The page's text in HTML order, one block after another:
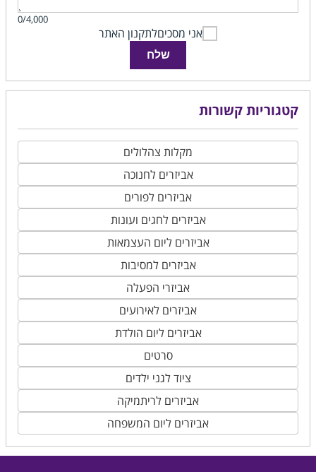
0/4,000
אני מסכיםלתקנון האתר
שלח
קטגוריות קשורות
מקלות צהלולים
אביזרים לחנוכה
אביזרים לפורים
אביזרים לחגים ועונות
אביזרים ליום העצמאות
אביזרים למסיבות
אביזרי הפעלה
אביזרים לאירועים
אביזרים ליום הולדת
סרטים
ציוד לגני ילדים
אביזרים לריתמיקה
אביזרים ליום המשפחה